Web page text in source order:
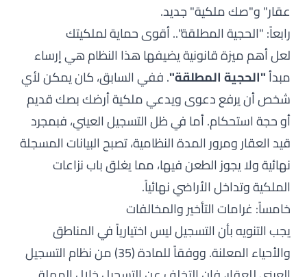
عقار" و"صك ملكية" جديد.
رابعاً: "الحجية المطلقة".. أقوى حماية لملكيتك
لعل أهم ميزة قانونية يضيفها هذا النظام هي إرساء
مبدأ"الحجية المطلقة". ففي السابق، كان يمكن لأي
شخص أن يرفع دعوى ويدعي ملكية أرضك بصك قديم
أو حجة استحكام. أما في ظل التسجيل العيني، فبمجرد
قيد العقار ومرور المدة النظامية، تصبح البيانات المسجلة
نهائية ولا يجوز الطعن فيها، مما يغلق باب نزاعات
الملكية وتداخل الأراضي نهائياً.
خامساً: غرامات التأخير والمخالفات
يجب التنويه بأن التسجيل ليس اختيارياً في المناطق
والأحياء المعلنة. ووفقاً للمادة (35) من نظام التسجيل